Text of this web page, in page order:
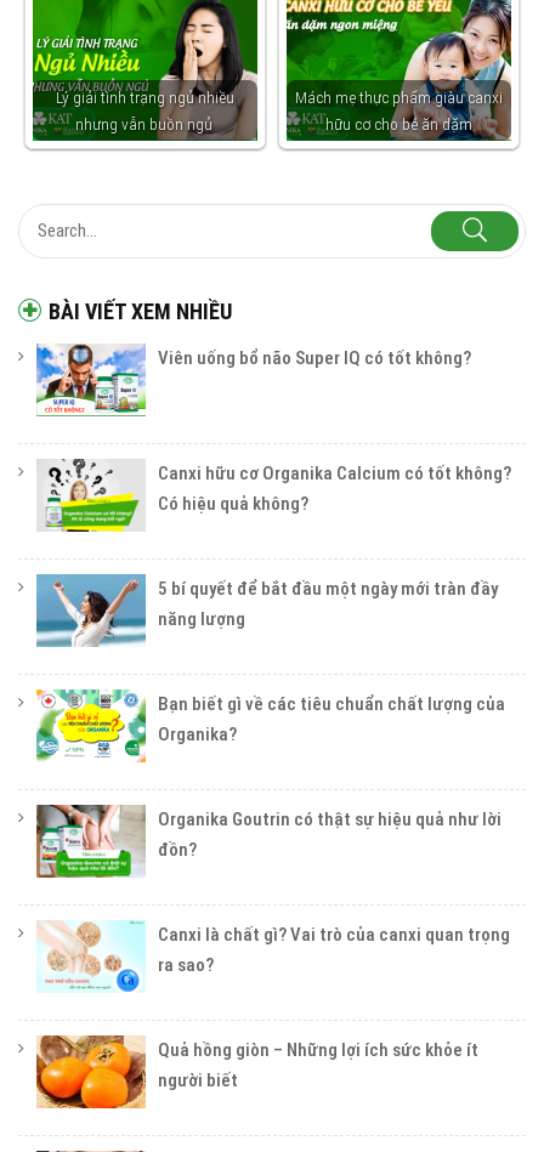
BÀI VIẾT XEM NHIỀU
Viên uống bổ não Super IQ có tốt không?
Canxi hữu cơ Organika Calcium có tốt không?
Có hiệu quả không?
5 bí quyết để bắt đầu một ngày mới tràn đầy
năng lượng
Bạn biết gì về các tiêu chuẩn chất lượng của
Organika?
Organika Goutrin có thật sự hiệu quả như lời
đồn?
Canxi là chất gì? Vai trò của canxi quan trọng
ra sao?
Quả hồng giòn – Những lợi ích sức khỏe ít
người biết
Lý giải tình trạng ngủ nhiều
nhưng vẫn buồn ngủ
Mách mẹ thực phẩm giàu canxi
hữu cơ cho bé ăn dặm